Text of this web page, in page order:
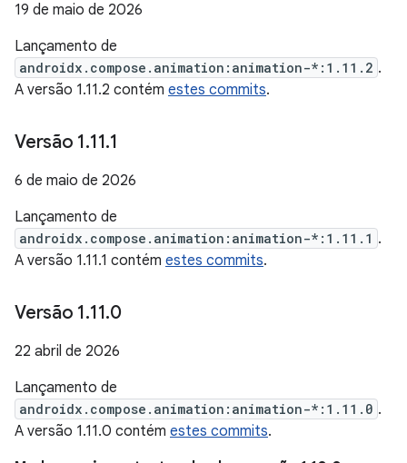
19 de maio de 2026
Lançamento de
androidx.compose.animation:animation-*:1.11.2 .
A versão 1.11.2 contém estes commits.
Versão 1.11.1
6 de maio de 2026
Lançamento de
androidx.compose.animation:animation-*:1.11.1 .
A versão 1.11.1 contém estes commits.
Versão 1.11.0
22 abril de 2026
Lançamento de
androidx.compose.animation:animation-*:1.11.0 .
A versão 1.11.0 contém estes commits.